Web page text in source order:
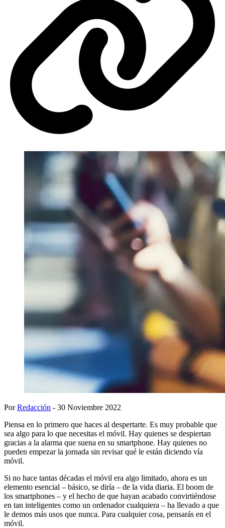
PorRedacción - 30 Noviembre 2022
Piensa en lo primero que haces al despertarte. Es muy probable que
sea algo para lo que necesitas el móvil. Hay quienes se despiertan
gracias a la alarma que suena en su smartphone. Hay quienes no
pueden empezar la jornada sin revisar qué le están diciendo vía
móvil.
Si no hace tantas décadas el móvil era algo limitado, ahora es un
elemento esencial – básico, se diría – de la vida diaria. El boom de
los smartphones – y el hecho de que hayan acabado convirtiéndose
en tan inteligentes como un ordenador cualquiera – ha llevado a que
le demos más usos que nunca. Para cualquier cosa, pensarás en el
móvil.